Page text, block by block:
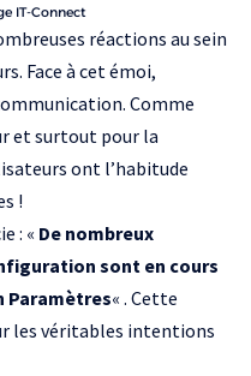
IT-Connect
réactions au sein
Face à cet émoi,
Comme
et surtout pour la
ont l’habitude
!
: « De nombreux
sont en cours
Paramètres« . Cette
les véritables intentions